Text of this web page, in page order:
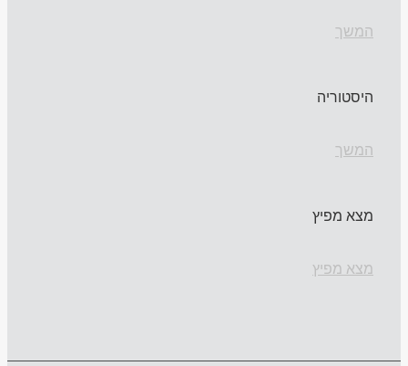
המשך
היסטוריה
המשך
מצא מפיץ
מצא מפיץ